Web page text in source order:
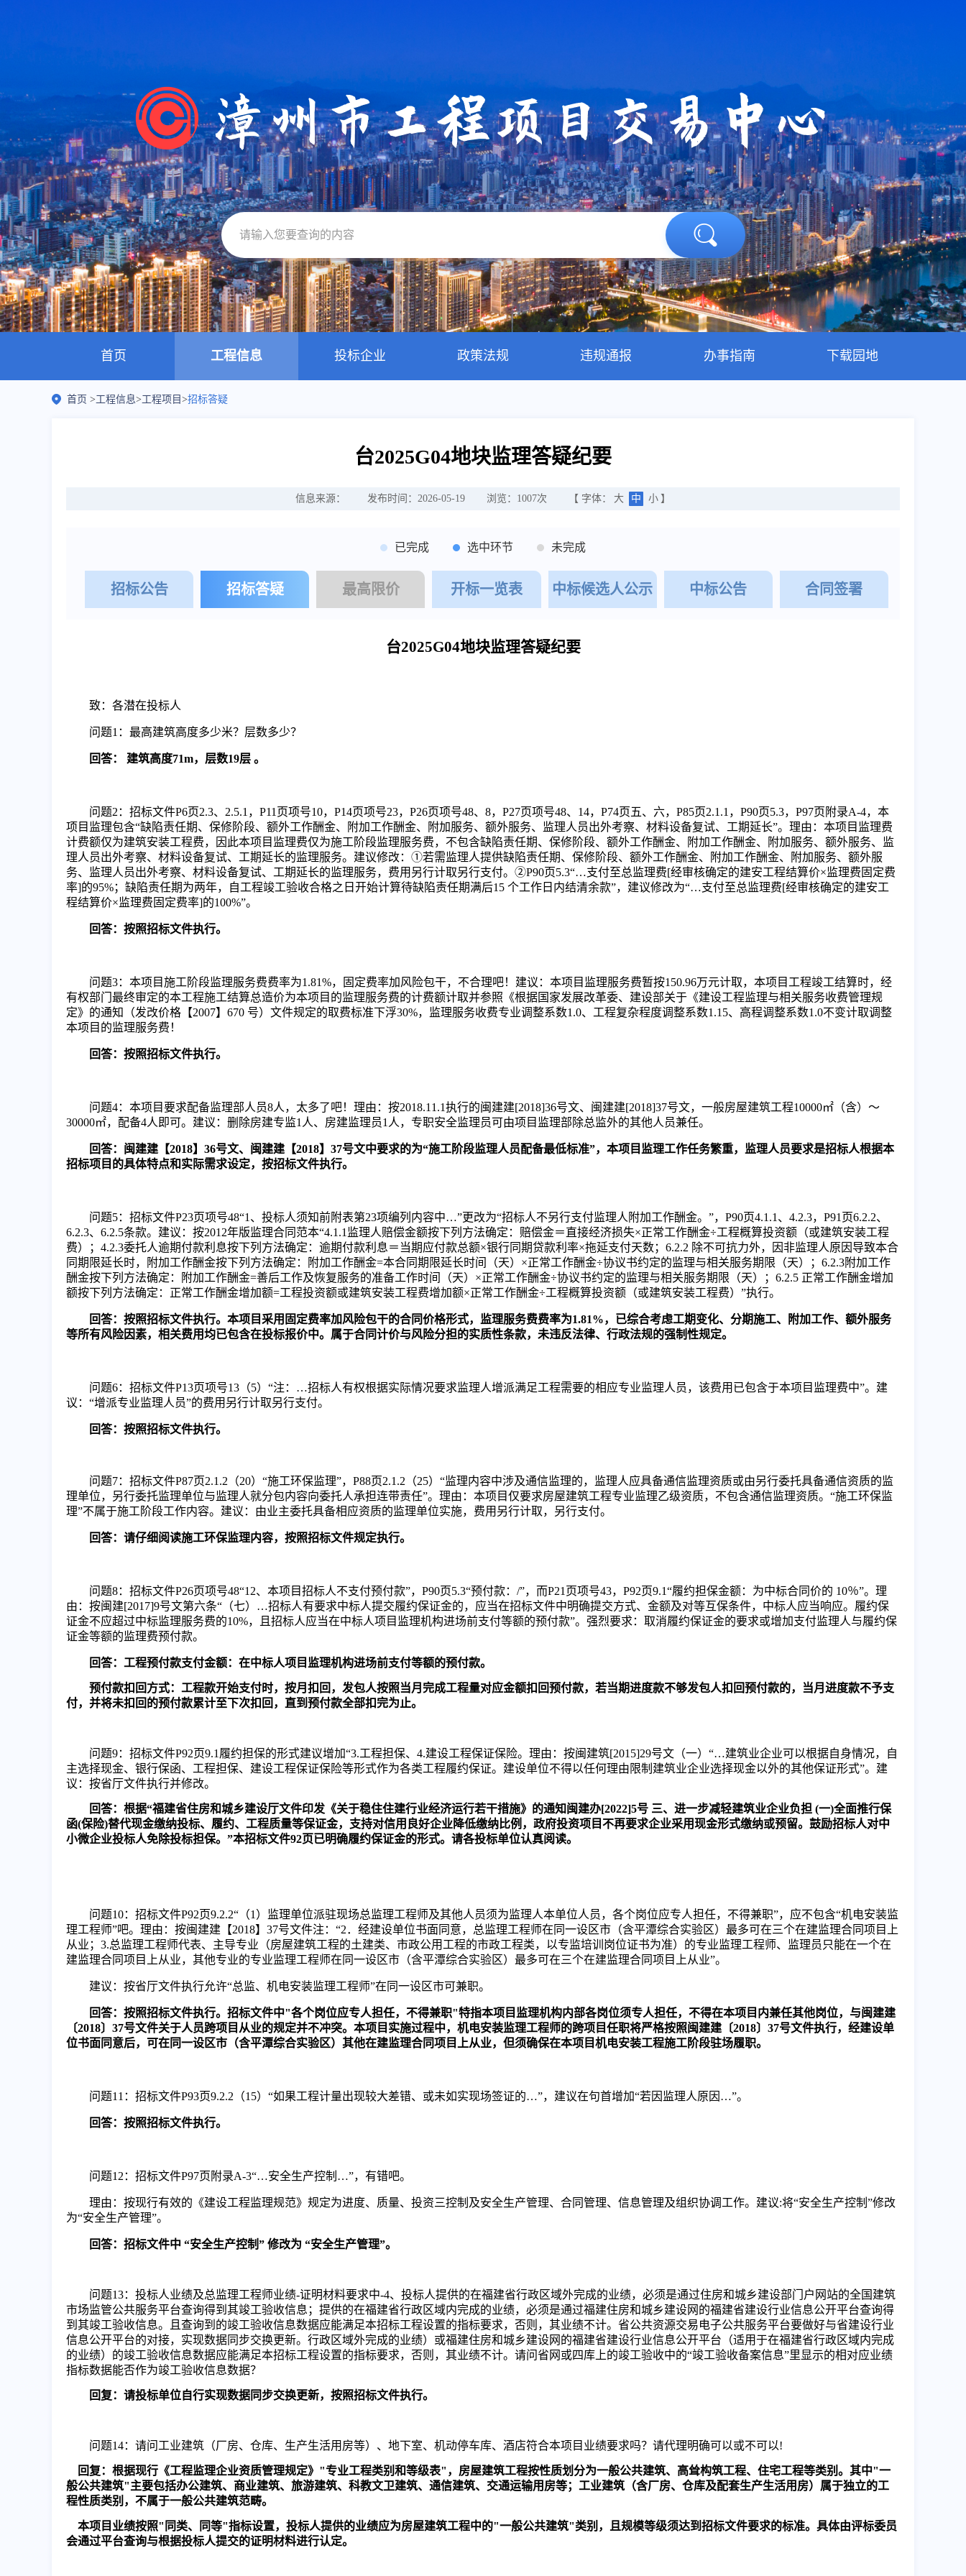
首页 工程信息 投标企业 政策法规 违规通报 办事指南 下载园地
首页 >工程信息>工程项目 >招标答疑
台2025G04地块监理答疑纪要
信息来源： 发布时间：2026-05-19 浏览： 1007次 【 字体： 大 中 小 】
已完成 选中环节 未完成
招标公告 招标答疑 最高限价 开标一览表 中标候选人公示 中标公告 合同签署
台2025G04地块监理答疑纪要
致：各潜在投标人
问题1 ：最高建筑高度多少米？层数多少？
回答： 建筑高度71m，层数19层 。
问题2 ：招标文件P6页2.3、2.5.1，P11页项号10，P14页项号23，P26页项号48、8，P27页项号48、14，P74页五、六，P85页2.1.1，P90页5.3，P97页附录A-4， 本
项目监理包含“缺陷责任期、保修阶段、额外工作酬金、附加工作酬金、附加服务、额外服务、监理人员出外考察、材料设备复试、工期延长”。理由：本项目监理费
计费额仅为建筑安装工程费，因此本项目监理费仅为施工阶段监理服务费，不包含缺陷责任期、保修阶段、额外工作酬金、附加工作酬金、附加服务、额外服务、监
理人员出外考察、材料设备复试、工期延长的监理服务。建议修改：①若需监理人提供缺陷责任期、保修阶段、额外工作酬金、附加工作酬金、附加服务、额外服
务、监理人员出外考察、材料设备复试、工期延长的监理服务，费用另行计取另行支付。 ②P90页5.3“…支付至总监理费[经审核确定的建安工程结算价×监理费固定费
率]的95%；缺陷责任期为两年，自工程竣工验收合格之日开始计算待缺陷责任期满后15 个工作日内结清余款”，建议修改为“…支付至总监理费[经审核确定的建安工
程结算价×监理费固定费率]的100%”。
回答：按照招标文件执行。
问题3：本项目施工阶段监理服务费费率为1.81%，固定费率加风险包干，不合理吧！ 建议：本项目监理服务费暂按150.96万元计取，本项目工程竣工结算时，经
有权部门最终审定的本工程施工结算总造价为本项目的监理服务费的计费额计取并参照《根据国家发展改革委、建设部关于《建设工程监理与相关服务收费管理规
定》的通知（发改价格【2007】670 号）文件规定的取费标准下浮30%，监理服务收费专业调整系数1.0、工程复杂程度调整系数1.15、高程调整系数1.0不变计取调整
本项目的监理服务费！
回答：按照招标文件执行。
问题4：本项目要求配备监理部人员8人，太多了吧！理由：按2018.11.1执行的闽建建[2018]36号文、闽建建[2018]37号文，一般房屋建筑工程10000㎡（含）～
30000㎡，配备4人即可。 建议： 删除房建专监1人、房建监理员1人， 专职安全监理员可由项目监理部除总监外的其他人员兼任。
回答：闽建建【2018】36号文、闽建建【2018】37号文中要求的为“施工阶段监理人员配备最低标准”，本项目监理工作任务繁重，监理人员要求是招标人根据本
招标项目的具体特点和实际需求设定，按招标文件执行。
问题5：招标文件P23页项号48“1、投标人须知前附表第23项编列内容中…”更改为“招标人不另行支付监理人附加工作酬金。 ”， P90页4.1.1、4.2.3， P91页6.2.2、
6.2.3、6.2.5条款。 建议：按2012年版监理合同范本“4.1.1监理人赔偿金额按下列方法确定：赔偿金＝直接经济损失×正常工作酬金÷工程概算投资额（或建筑安装工程
费）；4.2.3委托人逾期付款利息按下列方法确定：逾期付款利息＝当期应付款总额×银行同期贷款利率×拖延支付天数； 6.2.2 除不可抗力外，因非监理人原因导致本合
同期限延长时，附加工作酬金按下列方法确定：附加工作酬金=本合同期限延长时间（天）×正常工作酬金÷协议书约定的监理与相关服务期限（天）；6.2.3附加工作
酬金按下列方法确定：附加工作酬金=善后工作及恢复服务的准备工作时间（天）×正常工作酬金÷协议书约定的监理与相关服务期限（天）；6.2.5 正常工作酬金增加
额按下列方法确定：正常工作酬金增加额=工程投资额或建筑安装工程费增加额×正常工作酬金÷工程概算投资额（或建筑安装工程费）”执行。
回答：按照招标文件执行。本项目采用固定费率加风险包干的合同价格形式，监理服务费费率为1.81%，已综合考虑工期变化、分期施工、附加工作、额外服务
等所有风险因素，相关费用均已包含在投标报价中。属于合同计价与风险分担的实质性条款，未违反法律、行政法规的强制性规定。
问题6：招标文件P13页项号13（5）“注： …招标人有权根据实际情况要求监理人增派满足工程需要的相应专业监理人员，该费用已包含于本项目监理费中”。建
议：“增派专业监理人员”的费用另行计取另行支付。
回答：按照招标文件执行。
问题7： 招标文件P87页2.1.2（20）“施工环保监理”， P88页2.1.2（25）“监理内容中涉及通信监理的，监理人应具备通信监理资质或由另行委托具备通信资质的监
理单位，另行委托监理单位与监理人就分包内容向委托人承担连带责任”。 理由： 本项目仅要求房屋建筑工程专业监理乙级资质，不包含通信监理资质。 “施工环保监
理”不属于施工阶段工作内容。建议：由业主委托具备相应资质的监理单位实施，费用另行计取，另行支付。
回答：请仔细阅读施工环保监理内容，按照招标文件规定执行。
问题8： 招标文件P26页项号48“12、本项目招标人不支付预付款”，P90页5.3“预付款：/”，而P21页项号43， P92页9.1“履约担保金额：为中标合同价的 10％”。理
由： 按闽建[2017]9号文第六条“（七）…招标人有要求中标人提交履约保证金的，应当在招标文件中明确提交方式、金额及对等互保条件，中标人应当响应。履约保
证金不应超过中标监理服务费的10%，且招标人应当在中标人项目监理机构进场前支付等额的预付款”。强烈要求：取消履约保证金的要求或增加支付监理人与履约保
证金等额的监理费预付款。
回答：工程预付款支付金额：在中标人项目监理机构进场前支付等额的预付款。
预付款扣回方式：工程款开始支付时，按月扣回，发包人按照当月完成工程量对应金额扣回预付款，若当期进度款不够发包人扣回预付款的，当月进度款不予支
付，并将未扣回的预付款累计至下次扣回，直到预付款全部扣完为止。
问题9： 招标文件P92页9.1 履约担保的形式建议增加“3.工程担保、4.建设工程保证保险。 理由： 按闽建筑[2015]29号文（一）“…建筑业企业可以根据自身情况，自
主选择现金、银行保函、工程担保、建设工程保证保险等形式作为各类工程履约保证。建设单位不得以任何理由限制建筑业企业选择现金以外的其他保证形式”。建
议：按省厅文件执行并修改。
回答：根据“福建省住房和城乡建设厅文件印发《关于稳住住建行业经济运行若干措施》的通知闽建办[2022]5号 三、进一步减轻建筑业企业负担 (一)全面推行保
函(保险)替代现金缴纳投标、履约、工程质量等保证金，支持对信用良好企业降低缴纳比例，政府投资项目不再要求企业采用现金形式缴纳或预留。鼓励招标人对中
小微企业投标人免除投标担保。”本招标文件92页已明确履约保证金的形式。请各投标单位认真阅读。
问题10：招标文件P92页9.2.2“（1）监理单位派驻现场总监理工程师及其他人员须为监理人本单位人员，各个岗位应专人担任，不得兼职”，应不包含“机电安装监
理工程师”吧。理由：按闽建建【2018】37号文件注：“2．经建设单位书面同意，总监理工程师在同一设区市（含平潭综合实验区）最多可在三个在建监理合同项目上
从业；3.总监理工程师代表、主导专业（房屋建筑工程的土建类、市政公用工程的市政工程类，以专监培训岗位证书为准）的专业监理工程师、监理员只能在一个在
建监理合同项目上从业，其他专业的专业监理工程师在同一设区市（含平潭综合实验区）最多可在三个在建监理合同项目上从业”。
建议：按省厅文件执行允许“总监、机电安装监理工程师”在同一设区市可兼职。
回答：按照招标文件执行。招标文件中"各个岗位应专人担任，不得兼职"特指本项目监理机构内部各岗位须专人担任，不得在本项目内兼任其他岗位，与闽建建
〔2018〕37号文件关于人员跨项目从业的规定并不冲突。本项目实施过程中，机电安装监理工程师的跨项目任职将严格按照闽建建〔2018〕37号文件执行，经建设单
位书面同意后，可在同一设区市（含平潭综合实验区）其他在建监理合同项目上从业，但须确保在本项目机电安装工程施工阶段驻场履职。
问题11 ：招标文件P93页9.2.2（15）“如果工程计量出现较大差错、或未如实现场签证的…”，建议在句首增加“若因监理人原因 …”。
回答：按照招标文件执行。
问题12：招标文件P97页附录A-3“…安全生产控制…”，有错吧。
理由：按现行有效的《建设工程监理规范》规定为进度、质量、投资三控制及安全生产管理、合同管理、信息管理及组织协调工作。建议:将“安全生产控制”修改
为“安全生产管理”。
回答：招标文件中 “安全生产控制” 修改为 “安全生产管理”。
问题13：投标人业绩及总监理工程师业绩-证明材料要求中-4、投标人提供的在福建省行政区域外完成的业绩，必须是通过住房和城乡建设部门户网站的全国建筑
市场监管公共服务平台查询得到其竣工验收信息；提供的在福建省行政区域内完成的业绩，必须是通过福建住房和城乡建设网的福建省建设行业信息公开平台查询得
到其竣工验收信息。且查询到的竣工验收信息数据应能满足本招标工程设置的指标要求，否则，其业绩不计。省公共资源交易电子公共服务平台要做好与省建设行业
信息公开平台的对接，实现数据同步交换更新。行政区域外完成的业绩）或福建住房和城乡建设网的福建省建设行业信息公开平台（适用于在福建省行政区域内完成
的业绩）的竣工验收信息数据应能满足本招标工程设置的指标要求，否则，其业绩不计。请问省网或四库上的竣工验收中的“竣工验收备案信息”里显示的相对应业绩
指标数据能否作为竣工验收信息数据？
回复：请投标单位自行实现数据同步交换更新， 按照招标文件执行。
问题14：请问工业建筑（厂房、仓库、生产生活用房等）、地下室、机动停车库、酒店符合本项目业绩要求吗？请代理明确可以或不可以!
回复：根据现行《工程监理企业资质管理规定》 "专业工程类别和等级表" ，房屋建筑工程按性质划分为一般公共建筑、高耸构筑工程、住宅工程等类别。其中"一
般公共建筑"主要包括办公建筑、商业建筑、旅游建筑、科教文卫建筑、通信建筑、交通运输用房等；工业建筑（含厂房、仓库及配套生产生活用房）属于独立的工
程性质类别，不属于一般公共建筑范畴。
本项目业绩按照" 同类、同等"指标设置，投标人提供的业绩应为房屋建筑工程中的"一般公共建筑"类别，且规模等级须达到招标文件要求的标准。具体由评标委员
会通过平台查询与根据投标人提交的证明材料进行认定。